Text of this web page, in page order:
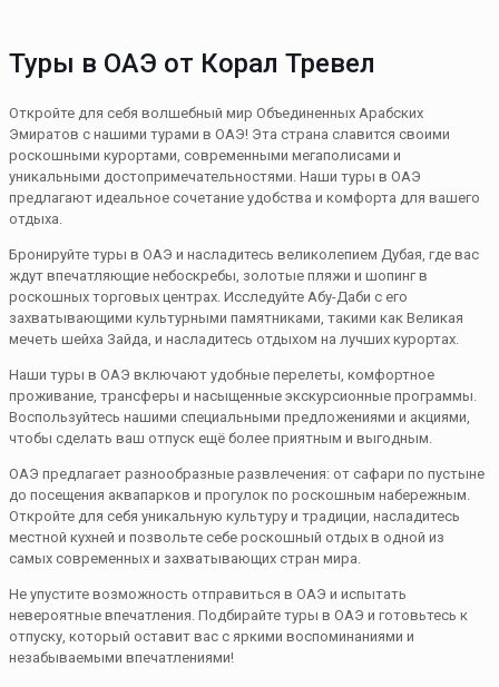
Туры в ОАЭ от Корал Тревел
Откройте для себя волшебный мир Объединенных Арабских
Эмиратов с нашими турами в ОАЭ! Эта страна славится своими
роскошными курортами, современными мегаполисами и
уникальными достопримечательностями. Наши туры в ОАЭ
предлагают идеальное сочетание удобства и комфорта для вашего
отдыха.
Бронируйте туры в ОАЭ и насладитесь великолепием Дубая, где вас
ждут впечатляющие небоскребы, золотые пляжи и шопинг в
роскошных торговых центрах. Исследуйте Абу-Даби с его
захватывающими культурными памятниками, такими как Великая
мечеть шейха Зайда, и насладитесь отдыхом на лучших курортах.
Наши туры в ОАЭ включают удобные перелеты, комфортное
проживание, трансферы и насыщенные экскурсионные программы.
Воспользуйтесь нашими специальными предложениями и акциями,
чтобы сделать ваш отпуск ещё более приятным и выгодным.
ОАЭ предлагает разнообразные развлечения: от сафари по пустыне
до посещения аквапарков и прогулок по роскошным набережным.
Откройте для себя уникальную культуру и традиции, насладитесь
местной кухней и позвольте себе роскошный отдых в одной из
самых современных и захватывающих стран мира.
Не упустите возможность отправиться в ОАЭ и испытать
невероятные впечатления. Подбирайте туры в ОАЭ и готовьтесь к
отпуску, который оставит вас с яркими воспоминаниями и
незабываемыми впечатлениями!